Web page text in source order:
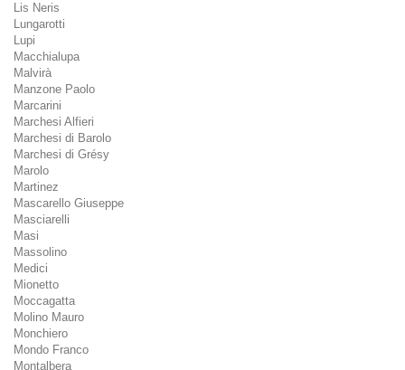
Lis Neris
Lungarotti
Lupi
Macchialupa
Malvirà
Manzone Paolo
Marcarini
Marchesi Alfieri
Marchesi di Barolo
Marchesi di Grésy
Marolo
Martinez
Mascarello Giuseppe
Masciarelli
Masi
Massolino
Medici
Mionetto
Moccagatta
Molino Mauro
Monchiero
Mondo Franco
Montalbera